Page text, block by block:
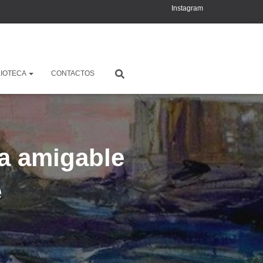
Instagram
CONTACTOS
amigable